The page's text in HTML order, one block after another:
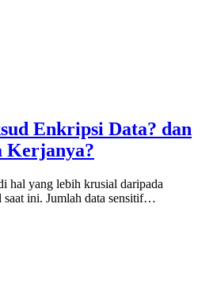
Enkripsi Data? dan
Kerjanya?
hal yang lebih krusial daripada
saat ini. Jumlah data sensitif…